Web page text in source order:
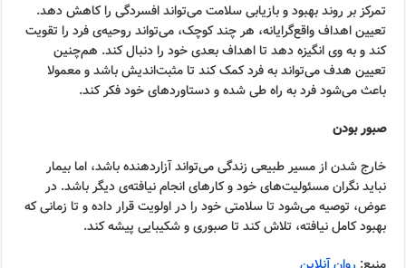
تمرکز بر روند بهبود و بازیابی سلامت می‌تواند افسردگی را کاهش دهد.
تعیین اهداف واقع‌گرایانه، هر چند کوچک، می‌تواند روحیه‌ی فرد را تقویت
کند و به وی انگیزه دهد تا اهداف بعدی خود را دنبال کند. هم‌چنین
تعیین هدف می‌تواند به فرد کمک کند تا مثبت‌اندیش باشد و معمولا
باعث می‌شود فرد به راه طی شده و دستاوردهای خود فکر کند.
صبور بودن
خارج شدن از مسیر طبیعی زندگی می‌تواند آزاردهنده باشد، اما بیمار
نباید نگران مسئولیت‌های خود و کارهای انجام نیافته‌ی دیگر باشد. در
عوض، توصیه می‌شود تا سلامتی خود را در اولویت قرار داده و تا زمانی که
بهبود کامل نیافته، تلاش کند تا صبوری و شکیبایی پیشه کند.